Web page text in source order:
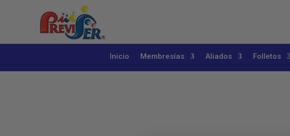
Inicio Membresías Aliados Folletos